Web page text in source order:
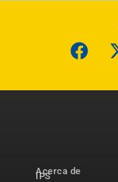
Acerca de
IPS